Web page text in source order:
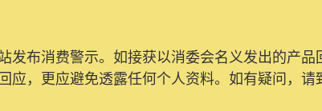
发布消费警示。如接获以消委会名义发出的产品
应，更应避免透露任何个人资料。如有疑问，请